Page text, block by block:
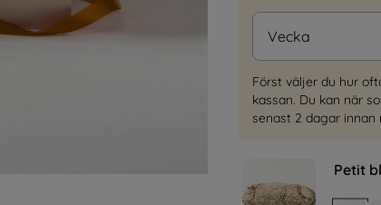
Först väljer du hur
kassan. Du kan när
senast 2 dagar innan
Petit